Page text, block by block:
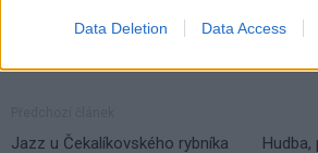
Data Deletion Data Access
Jazz u Čekalíkovského rybníka